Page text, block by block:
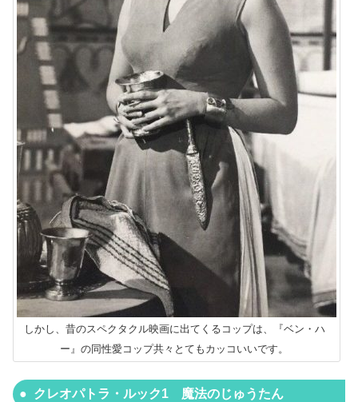
しかし、昔のスペクタクル映画に出てくるコップは、『ベン・ハ
ー』の同性愛コップ共々とてもカッコいいです。
クレオパトラ・ルック1 魔法のじゅうたん